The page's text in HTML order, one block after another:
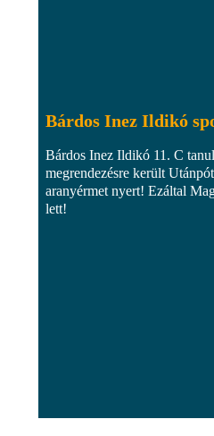
Bárdos Inez Ildikó
Bárdos Inez Ildikó 11. C
megrendezésre került
aranyérmet nyert! Ezáltal
lett!